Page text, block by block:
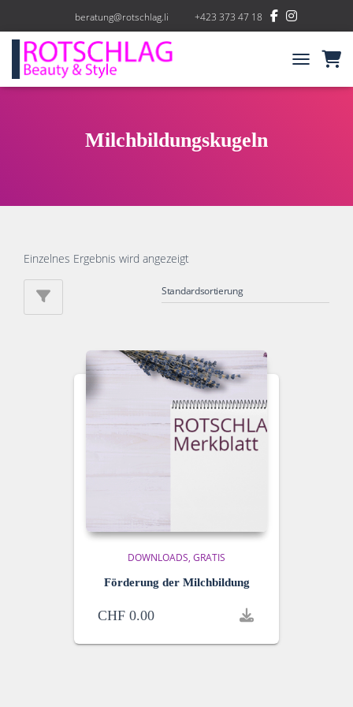
beratung@rotschlag.li +423 373 47 18
Milchbildungskugeln
Einzelnes Ergebnis wird angezeigt
DOWNLOADS GRATIS
Förderung der Milchbildung
CHF 0.00